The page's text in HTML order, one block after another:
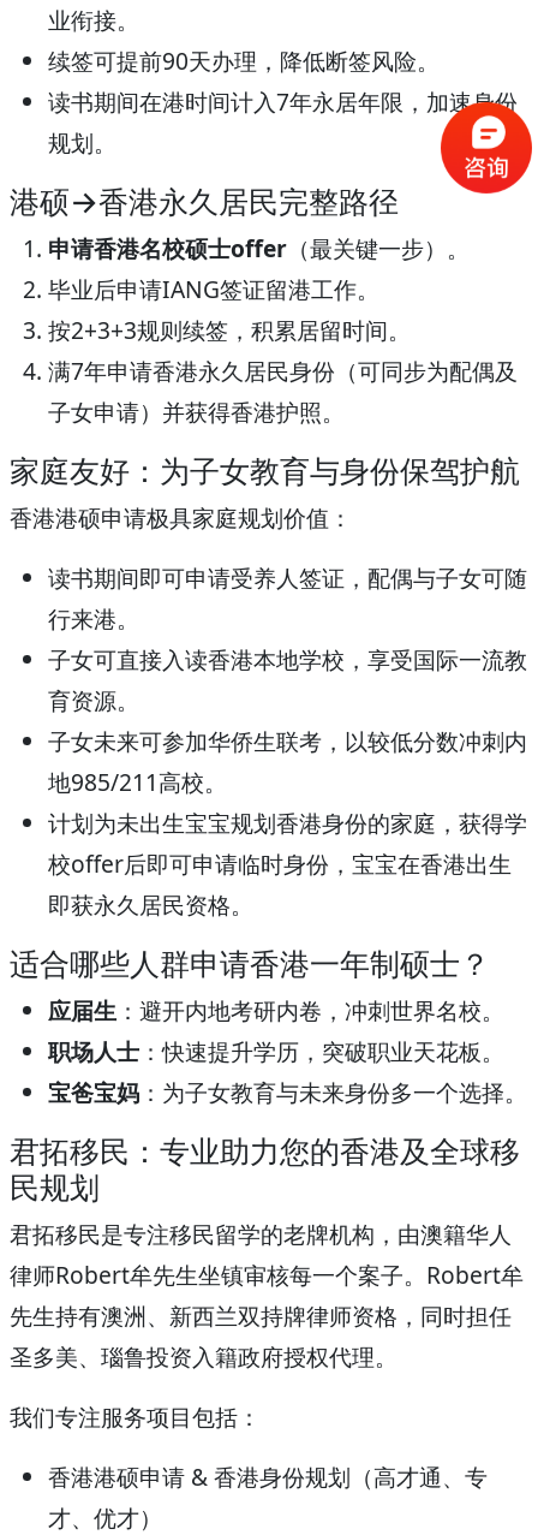
业衔接。
续签可提前90天办理，降低断签风险。
读书期间在港时间计入7年永居年限，加速身份
规划。
港硕→香港永久居民完整路径
申请香港名校硕士offer （最关键一步）。
毕业后申请IANG签证留港工作。
按2+3+3规则续签，积累居留时间。
满7年申请香港永久居民身份（可同步为配偶及
子女申请）并获得香港护照。
家庭友好：为子女教育与身份保驾护航
香港港硕申请极具家庭规划价值：
读书期间即可申请受养人签证，配偶与子女可随
行来港。
子女可直接入读香港本地学校，享受国际一流教
育资源。
子女未来可参加华侨生联考，以较低分数冲刺内
地985/211高校。
计划为未出生宝宝规划香港身份的家庭，获得学
校offer后即可申请临时身份，宝宝在香港出生
即获永久居民资格。
适合哪些人群申请香港一年制硕士？
应届生 ：避开内地考研内卷，冲刺世界名校。
职场人士 ：快速提升学历，突破职业天花板。
宝爸宝妈 ：为子女教育与未来身份多一个选择。
君拓移民：专业助力您的香港及全球移
民规划
君拓移民是专注移民留学的老牌机构，由澳籍华人
律师Robert牟先生坐镇审核每一个案子。Robert牟
先生持有澳洲、新西兰双持牌律师资格，同时担任
圣多美、瑙鲁投资入籍政府授权代理。
我们专注服务项目包括：
香港港硕申请 & 香港身份规划（高才通、专
才、优才）